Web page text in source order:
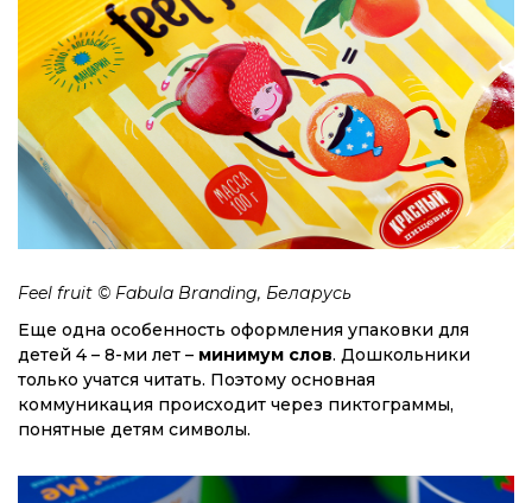
Feel fruit © Fabula Branding, Беларусь
Еще одна особенность оформления упаковки для
детей 4 – 8-ми лет – минимум слов. Дошкольники
только учатся читать. Поэтому основная
коммуникация происходит через пиктограммы,
понятные детям символы.